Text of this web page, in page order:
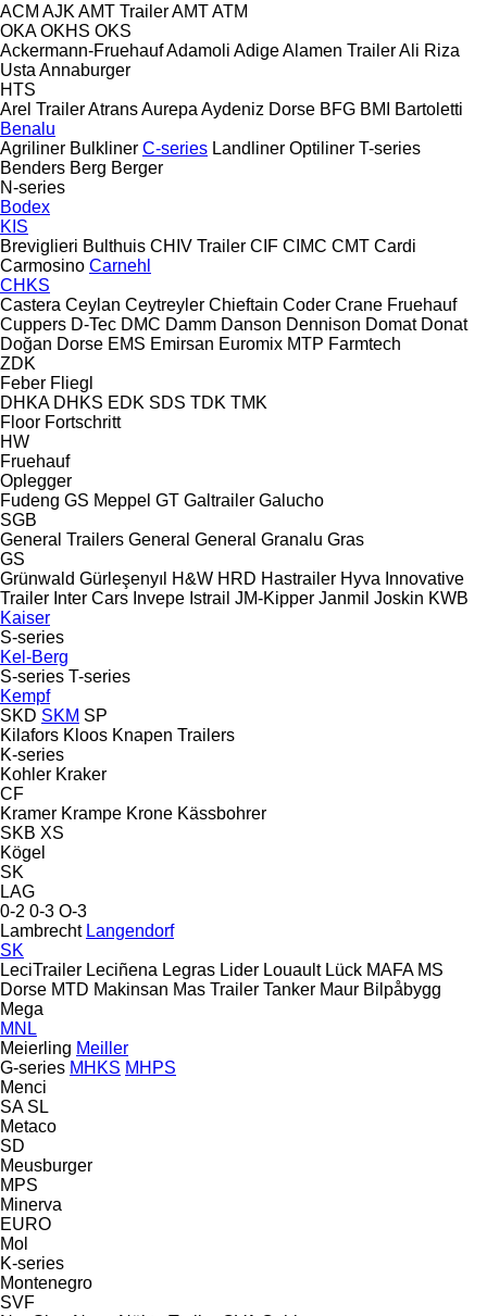
ACM AJK AMT TrailerAMTATM
OKA OKHS OKS
Ackermann-FruehaufAdamoli AdigeAlamen TrailerAli Riza
Usta Annaburger
HTS
Arel TrailerAtransAurepa Aydeniz Dorse BFG BMI
Bartoletti
Benalu
Agriliner Bulkliner C-series Landliner Optiliner T-series
Benders Berg Berger
N-series
Bodex
KIS
Breviglieri Bulthuis CHIV Trailer CIF CIMC CMT Cardi
Carmosino Carnehl
CHKS
Castera Ceylan Ceytreyler Chieftain Coder Crane Fruehauf
Cuppers D-Tec DMC Damm Danson Dennison Domat Donat
Doğan Dorse EMS Emirsan Euromix MTP Farmtech
ZDK
Feber Fliegl
DHKA DHKS EDK SDS TDK TMK
Floor Fortschritt
HW
Fruehauf
Oplegger
Fudeng GS Meppel GT Galtrailer Galucho
SGB
General Trailers General General Granalu Gras
GS
Grünwald Gürleşenyıl H&W HRD Hastrailer Hyva Innovative
Trailer Inter Cars Invepe Istrail JM-Kipper Janmil Joskin KWB
Kaiser
S-series
Kel-Berg
S-series T-series
Kempf
SKD SKM SP
Kilafors Kloos Knapen Trailers
K-series
Kohler Kraker
CF
Kramer Krampe Krone Kässbohrer
SKB XS
Kögel
SK
LAG
0-2 0-3 O-3
Lambrecht Langendorf
SK
LeciTrailer Leciñena Legras Lider Louault Lück MAFA MS
Dorse MTD Makinsan Mas Trailer Tanker Maur Bilpåbygg
Mega
MNL
Meierling Meiller
G-series MHKS MHPS
Menci
SA SL
Metaco
SD
Meusburger
MPS
Minerva
EURO
Mol
K-series
Montenegro
SVF